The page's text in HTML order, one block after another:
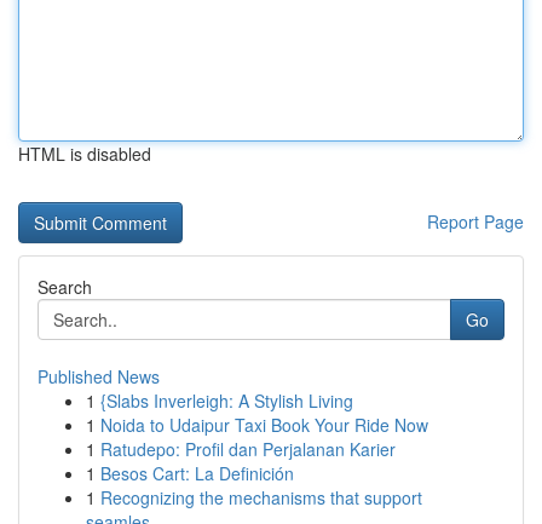
HTML is disabled
Report Page
Search
Go
Published News
1 {Slabs Inverleigh: A Stylish Living
1 Noida to Udaipur Taxi Book Your Ride Now
1 Ratudepo: Profil dan Perjalanan Karier
1 Besos Cart: La Definición
1 Recognizing the mechanisms that support